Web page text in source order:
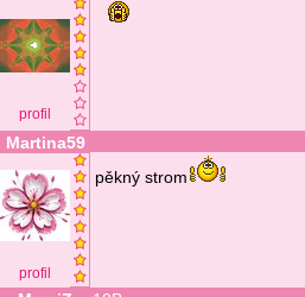
profil
Martina59
profil
pěkný strom